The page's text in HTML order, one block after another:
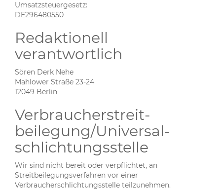
Umsatzsteuergesetz:
DE296480550
Redaktionell
verantwortlich
Sören Derk Nehe
Mahlower Straße 23-24
12049 Berlin
Verbraucher­streit­
beilegung/Universal­
schlichtungs­stelle
Wir sind nicht bereit oder verpflichtet, an
Streitbeilegungsverfahren vor einer
Verbraucherschlichtungsstelle teilzunehmen.